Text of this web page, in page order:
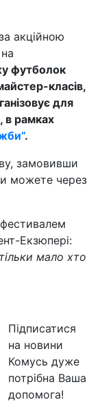
акційною
футболок
класів,
для
в рамках
.
замовивши
можете через
Екзюпері:
мало хто
Підписатися
на новини
Комусь дуже
потрібна Ваша
допомога!